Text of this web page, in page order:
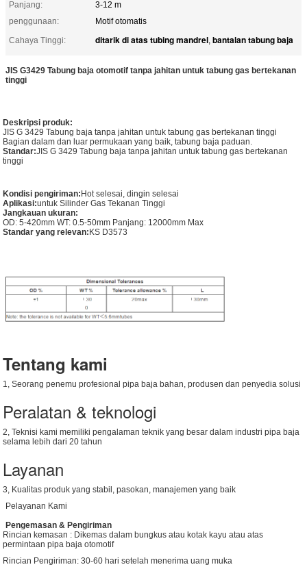
Panjang:
3-12 m
penggunaan:
Motif otomatis
Cahaya Tinggi:
ditarik di atas tubing mandrel, bantalan tabung baja
JIS G3429 Tabung baja otomotif tanpa jahitan untuk tabung gas bertekanan
tinggi
Deskripsi produk:
JIS G 3429 Tabung baja tanpa jahitan untuk tabung gas bertekanan tinggi
Bagian dalam dan luar permukaan yang baik, tabung baja paduan.
Standar:JIS G 3429 Tabung baja tanpa jahitan untuk tabung gas bertekanan
tinggi
Kondisi pengiriman:Hot selesai, dingin selesai
Aplikasi:untuk Silinder Gas Tekanan Tinggi
Jangkauan ukuran:
OD: 5-420mm WT: 0.5-50mm Panjang: 12000mm Max
Standar yang relevan:KS D3573
Tentang kami
1, Seorang penemu profesional pipa baja bahan, produsen dan penyedia solusi
Peralatan & teknologi
2, Teknisi kami memiliki pengalaman teknik yang besar dalam industri pipa baja
selama lebih dari 20 tahun
Layanan
3, Kualitas produk yang stabil, pasokan, manajemen yang baik
Pelayanan Kami
Pengemasan & Pengiriman
Rincian kemasan : Dikemas dalam bungkus atau kotak kayu atau atas
permintaan pipa baja otomotif
Rincian Pengiriman: 30-60 hari setelah menerima uang muka